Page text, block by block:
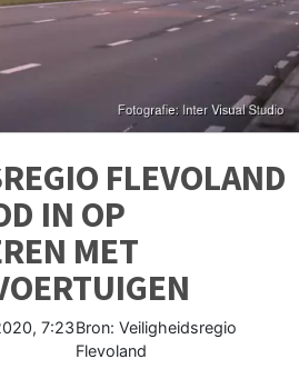
FLEVOLAND
IN OP
MET
7:23Bron: Veiligheidsregio
Flevoland